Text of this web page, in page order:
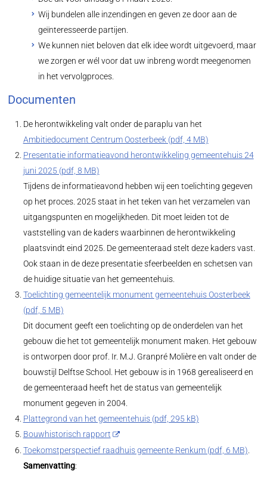
Wij bundelen alle inzendingen en geven ze door aan de
geïnteresseerde partijen.
We kunnen niet beloven dat elk idee wordt uitgevoerd, maar
we zorgen er wél voor dat uw inbreng wordt meegenomen
in het vervolgproces.
Documenten
De herontwikkeling valt onder de paraplu van het
Ambitiedocument Centrum Oosterbeek (pdf, 4 MB)
Presentatie informatieavond herontwikkeling gemeentehuis 24
juni 2025 (pdf, 8 MB)
Tijdens de informatieavond hebben wij een toelichting gegeven
op het proces. 2025 staat in het teken van het verzamelen van
uitgangspunten en mogelijkheden. Dit moet leiden tot de
vaststelling van de kaders waarbinnen de herontwikkeling
plaatsvindt eind 2025. De gemeenteraad stelt deze kaders vast.
Ook staan in de deze presentatie sfeerbeelden en schetsen van
de huidige situatie van het gemeentehuis.
Toelichting gemeentelijk monument gemeentehuis Oosterbeek
(pdf, 5 MB)
Dit document geeft een toelichting op de onderdelen van het
gebouw die het tot gemeentelijk monument maken. Het gebouw
is ontworpen door prof. Ir. M.J. Granpré Molière en valt onder de
bouwstijl Delftse School. Het gebouw is in 1968 gerealiseerd en
de gemeenteraad heeft het de status van gemeentelijk
monument gegeven in 2004.
Plattegrond van het gemeentehuis (pdf, 295 kB)
Bouwhistorisch rapport
Toekomstperspectief raadhuis gemeente Renkum (pdf, 6 MB)
Samenvatting: